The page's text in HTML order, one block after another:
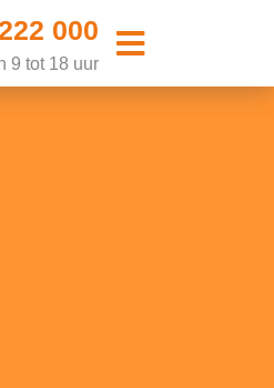
000
9 tot 18 uur